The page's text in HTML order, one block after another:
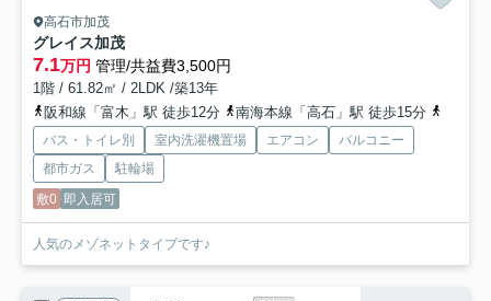
高石市加茂
グレイス加茂
7.1万円 管理/共益費3,500円
1階 / 61.82㎡ / 2LDK /築13年
阪和線「富木」駅 徒歩12分
南海本線「高石」駅 徒歩15分
バス・トイレ別 室内洗濯機置場 エアコン
バルコニー
都市ガス
駐輪場
敷0 即入居可
人気のメゾネットタイプです♪